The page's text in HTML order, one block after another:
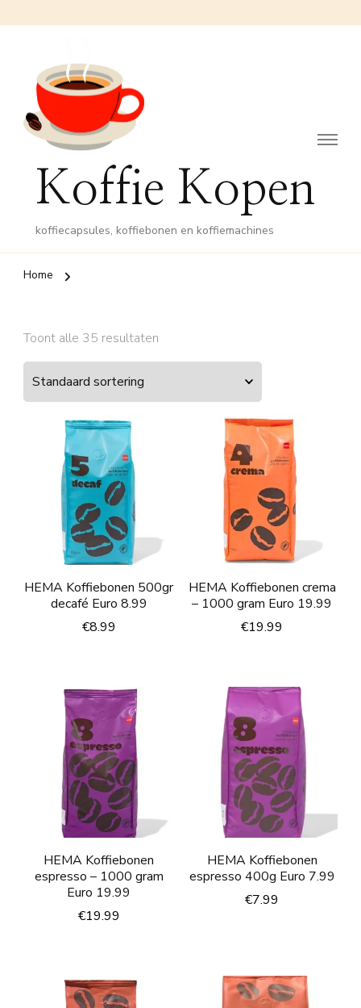
Koffie Kopen
koffiecapsules, koffiebonen en koffiemachines
Home
Toont alle 35 resultaten
HEMA Koffiebonen 500gr
decafé Euro 8.99
€8.99
HEMA Koffiebonen crema
– 1000 gram Euro 19.99
€19.99
HEMA Koffiebonen
espresso – 1000 gram
Euro 19.99
€19.99
HEMA Koffiebonen
espresso 400g Euro 7.99
€7.99